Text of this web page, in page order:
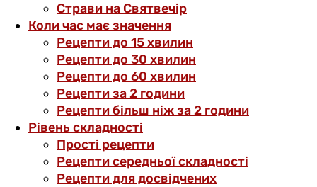
Страви на Святвечір
Коли час має значення
Рецепти до 15 хвилин
Рецепти до 30 хвилин
Рецепти до 60 хвилин
Рецепти за 2 години
Рецепти більш ніж за 2 години
Рівень складності
Прості рецепти
Рецепти середньої складності
Рецепти для досвідчених